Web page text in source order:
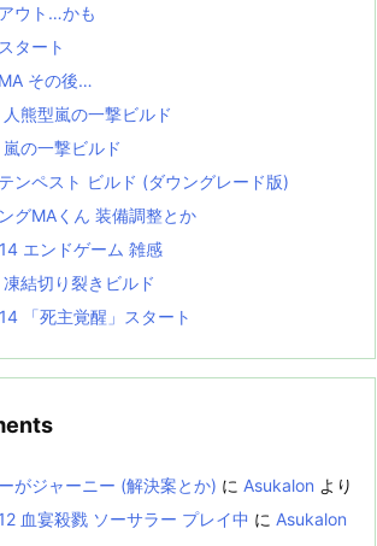
ウト…かも
タート
その後…
熊型嵐の一撃ビルド
の一撃ビルド
ンペスト ビルド (ダウングレード版)
グMAくん 装備調整とか
エンドゲーム 雑感
結切り裂きビルド
「死主覚醒」スタート
がジャーニー (解決案とか) に Asukalon より
血宴殺戮 ソーサラー プレイ中 に Asukalon